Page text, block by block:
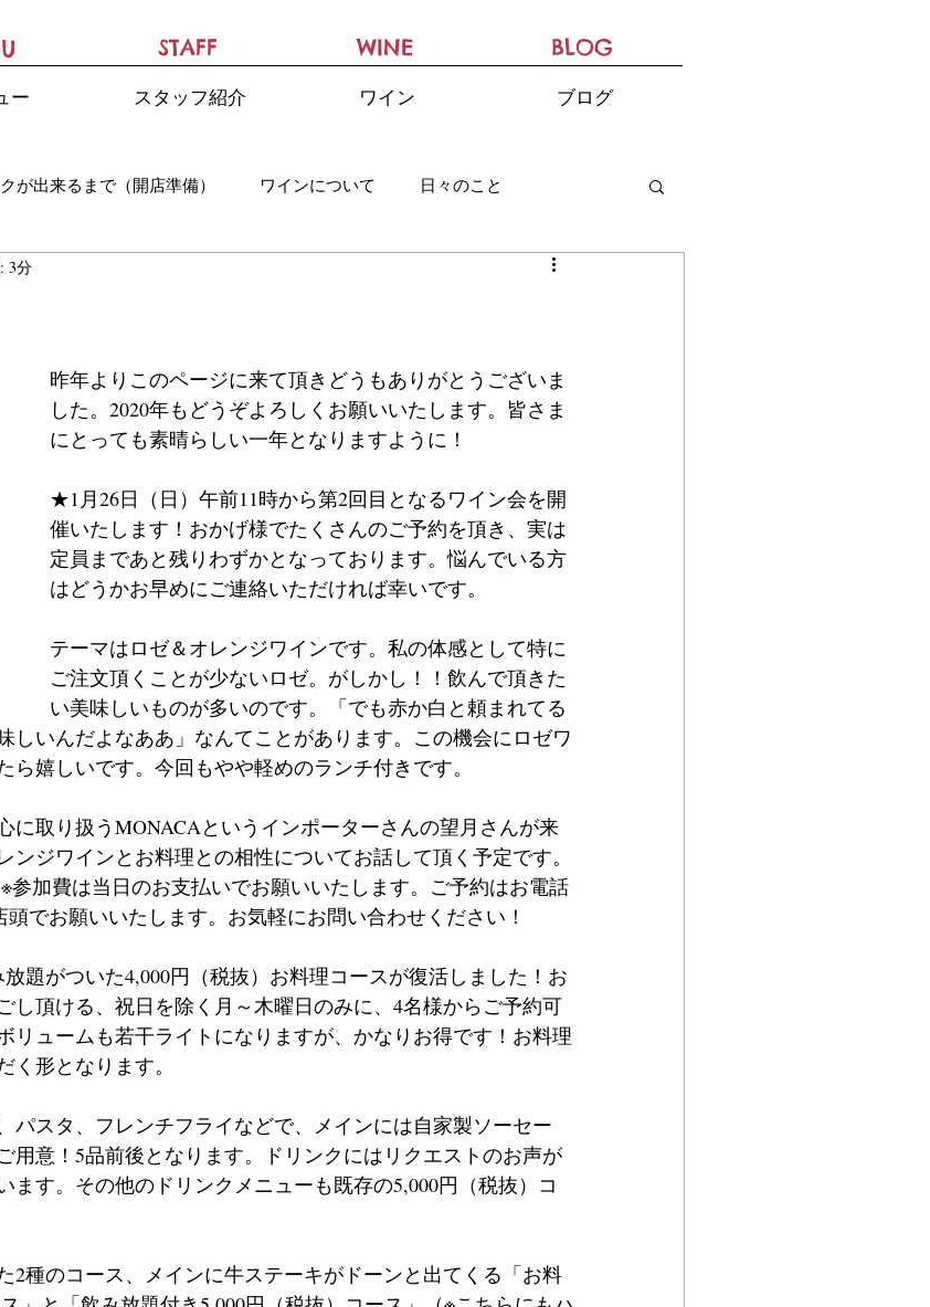
STAFF WINE BLOG
ー スタッフ紹介 ワイン ブログ
が出来るまで（開店準備） ワインについて 日々のこと
3分
昨年よりこのページに来て頂きどうもありがとうございま
した。2020年もどうぞよろしくお願いいたします。皆さま
にとっても素晴らしい一年となりますように！
★1月26日（日）午前11時から第2回目となるワイン会を開
催いたします！おかげ様でたくさんのご予約を頂き、実は
定員まであと残りわずかとなっております。悩んでいる方
はどうかお早めにご連絡いただければ幸いです。
テーマはロゼ＆オレンジワインです。私の体感として特に
ご注文頂くことが少ないロゼ。がしかし！！飲んで頂きた
い美味しいものが多いのです。「でも赤か白と頼まれてる
しいんだよなああ」なんてことがあります。この機会にロゼワ
ら嬉しいです。今回もやや軽めのランチ付きです。
に取り扱うMONACAというインポーターさんの望月さんが来
ンジワインとお料理との相性についてお話して頂く予定です。
参加費は当日のお支払いでお願いいたします。ご予約はお電話
頭でお願いいたします。お気軽にお問い合わせください！
題がついた4,000円（税抜）お料理コースが復活しました！お
し頂ける、祝日を除く月～木曜日のみに、4名様からご予約可
リュームも若干ライトになりますが、かなりお得です！お料理
形となります。
パスタ、フレンチフライなどで、メインには自家製ソーセー
用意！5品前後となります。ドリンクにはリクエストのお声が
ます。その他のドリンクメニューも既存の5,000円（税抜）コ
2種のコース、メインに牛ステーキがドーンと出てくる「お料